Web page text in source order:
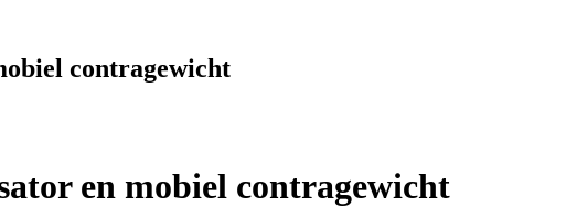
contragewicht
en mobiel contragewicht